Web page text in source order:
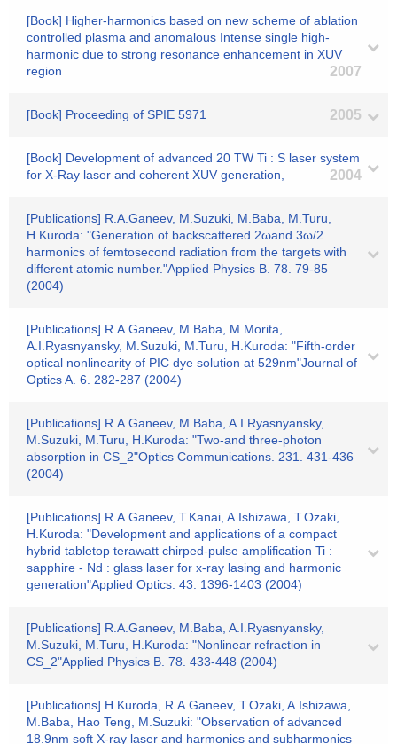
[Book] Higher-harmonics based on new scheme of ablation
controlled plasma and anomalous Intense single high-
harmonic due to strong resonance enhancement in XUV
region
2007
[Book] Proceeding of SPIE 5971 2005
[Book] Development of advanced 20 TW Ti : S laser system
for X-Ray laser and coherent XUV generation,
2004
[Publications] R.A.Ganeev, M.Suzuki, M.Baba, M.Turu,
H.Kuroda: "Generation of backscattered 2ωand 3ω/2
harmonics of femtosecond radiation from the targets with
different atomic number."Applied Physics B. 78. 79-85
(2004)
[Publications] R.A.Ganeev, M.Baba, M.Morita,
A.I.Ryasnyansky, M.Suzuki, M.Turu, H.Kuroda: "Fifth-order
optical nonlinearity of PIC dye solution at 529nm"Journal of
Optics A. 6. 282-287 (2004)
[Publications] R.A.Ganeev, M.Baba, A.I.Ryasnyansky,
M.Suzuki, M.Turu, H.Kuroda: "Two-and three-photon
absorption in CS_2"Optics Communications. 231. 431-436
(2004)
[Publications] R.A.Ganeev, T.Kanai, A.Ishizawa, T.Ozaki,
H.Kuroda: "Development and applications of a compact
hybrid tabletop terawatt chirped-pulse amplification Ti :
sapphire - Nd : glass laser for x-ray lasing and harmonic
generation"Applied Optics. 43. 1396-1403 (2004)
[Publications] R.A.Ganeev, M.Baba, A.I.Ryasnyansky,
M.Suzuki, M.Turu, H.Kuroda: "Nonlinear refraction in
CS_2"Applied Physics B. 78. 433-448 (2004)
[Publications] H.Kuroda, R.A.Ganeev, T.Ozaki, A.Ishizawa,
M.Baba, Hao Teng, M.Suzuki: "Observation of advanced
18.9nm soft X-ray laser and harmonics and subharmonics